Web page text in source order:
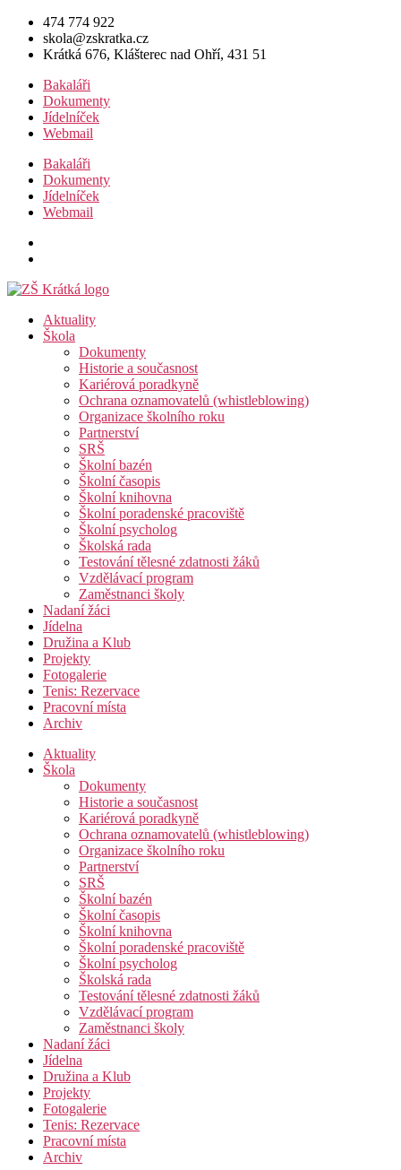
Přejít
obsahu
474 774 922
skola@zskratka.cz
Krátká 676, Klášterec nad Ohří, 431 51
Bakaláři
Dokumenty
Jídelníček
Webmail
Bakaláři
Dokumenty
Jídelníček
Webmail
Aktuality
Škola
Dokumenty
Historie a současnost
Kariérová poradkyně
Ochrana oznamovatelů (whistleblowing)
Organizace školního roku
Partnerství
SRŠ
Školní bazén
Školní časopis
Školní knihovna
Školní poradenské pracoviště
Školní psycholog
Školská rada
Testování tělesné zdatnosti žáků
Vzdělávací program
Zaměstnanci školy
Nadaní žáci
Jídelna
Družina a Klub
Projekty
Fotogalerie
Tenis: Rezervace
Pracovní místa
Archiv
Aktuality
Škola
Dokumenty
Historie a současnost
Kariérová poradkyně
Ochrana oznamovatelů (whistleblowing)
Organizace školního roku
Partnerství
SRŠ
Školní bazén
Školní časopis
Školní knihovna
Školní poradenské pracoviště
Školní psycholog
Školská rada
Testování tělesné zdatnosti žáků
Vzdělávací program
Zaměstnanci školy
Nadaní žáci
Jídelna
Družina a Klub
Projekty
Fotogalerie
Tenis: Rezervace
Pracovní místa
Archiv